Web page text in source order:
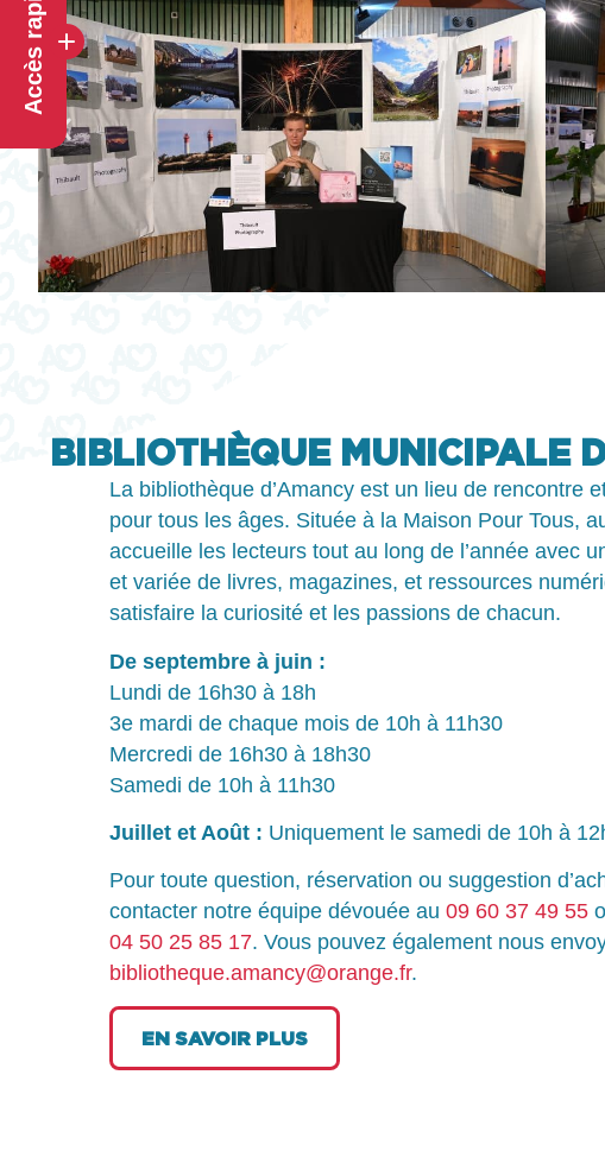
Accès rapide
BIBLIOTHÈQUE MUNICIPALE
La bibliothèque d’Amancy est un lieu de rencontre
pour tous les âges. Située à la Maison Pour Tous,
accueille les lecteurs tout au long de l’année avec
et variée de livres, magazines, et ressources
satisfaire la curiosité et les passions de chacun.
De septembre à juin :
Lundi de 16h30 à 18h
3e mardi de chaque mois de 10h à 11h30
Mercredi de 16h30 à 18h30
Samedi de 10h à 11h30
Juillet et Août : Uniquement le samedi de 10h à
Pour toute question, réservation ou suggestion
contacter notre équipe dévouée au 09 60 37 49 55
04 50 25 85 17. Vous pouvez également nous
bibliotheque.amancy@orange.fr.
EN SAVOIR PLUS